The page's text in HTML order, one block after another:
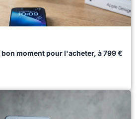
bon moment pour l'acheter, à 799 €